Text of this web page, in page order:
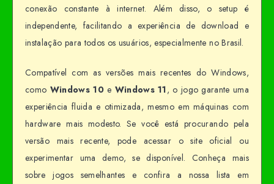
conexão constante à internet. Além disso, o setup é
independente, facilitando a experiência de download e
instalação para todos os usuários, especialmente no Brasil.
Compatível com as versões mais recentes do Windows,
como Windows 10e Windows 11, o jogo garante uma
experiência fluida e otimizada, mesmo em máquinas com
hardware mais modesto. Se você está procurando pela
versão mais recente, pode acessar o site oficial ou
experimentar uma demo, se disponível. Conheça mais
sobre jogos semelhantes e confira a nossa lista em